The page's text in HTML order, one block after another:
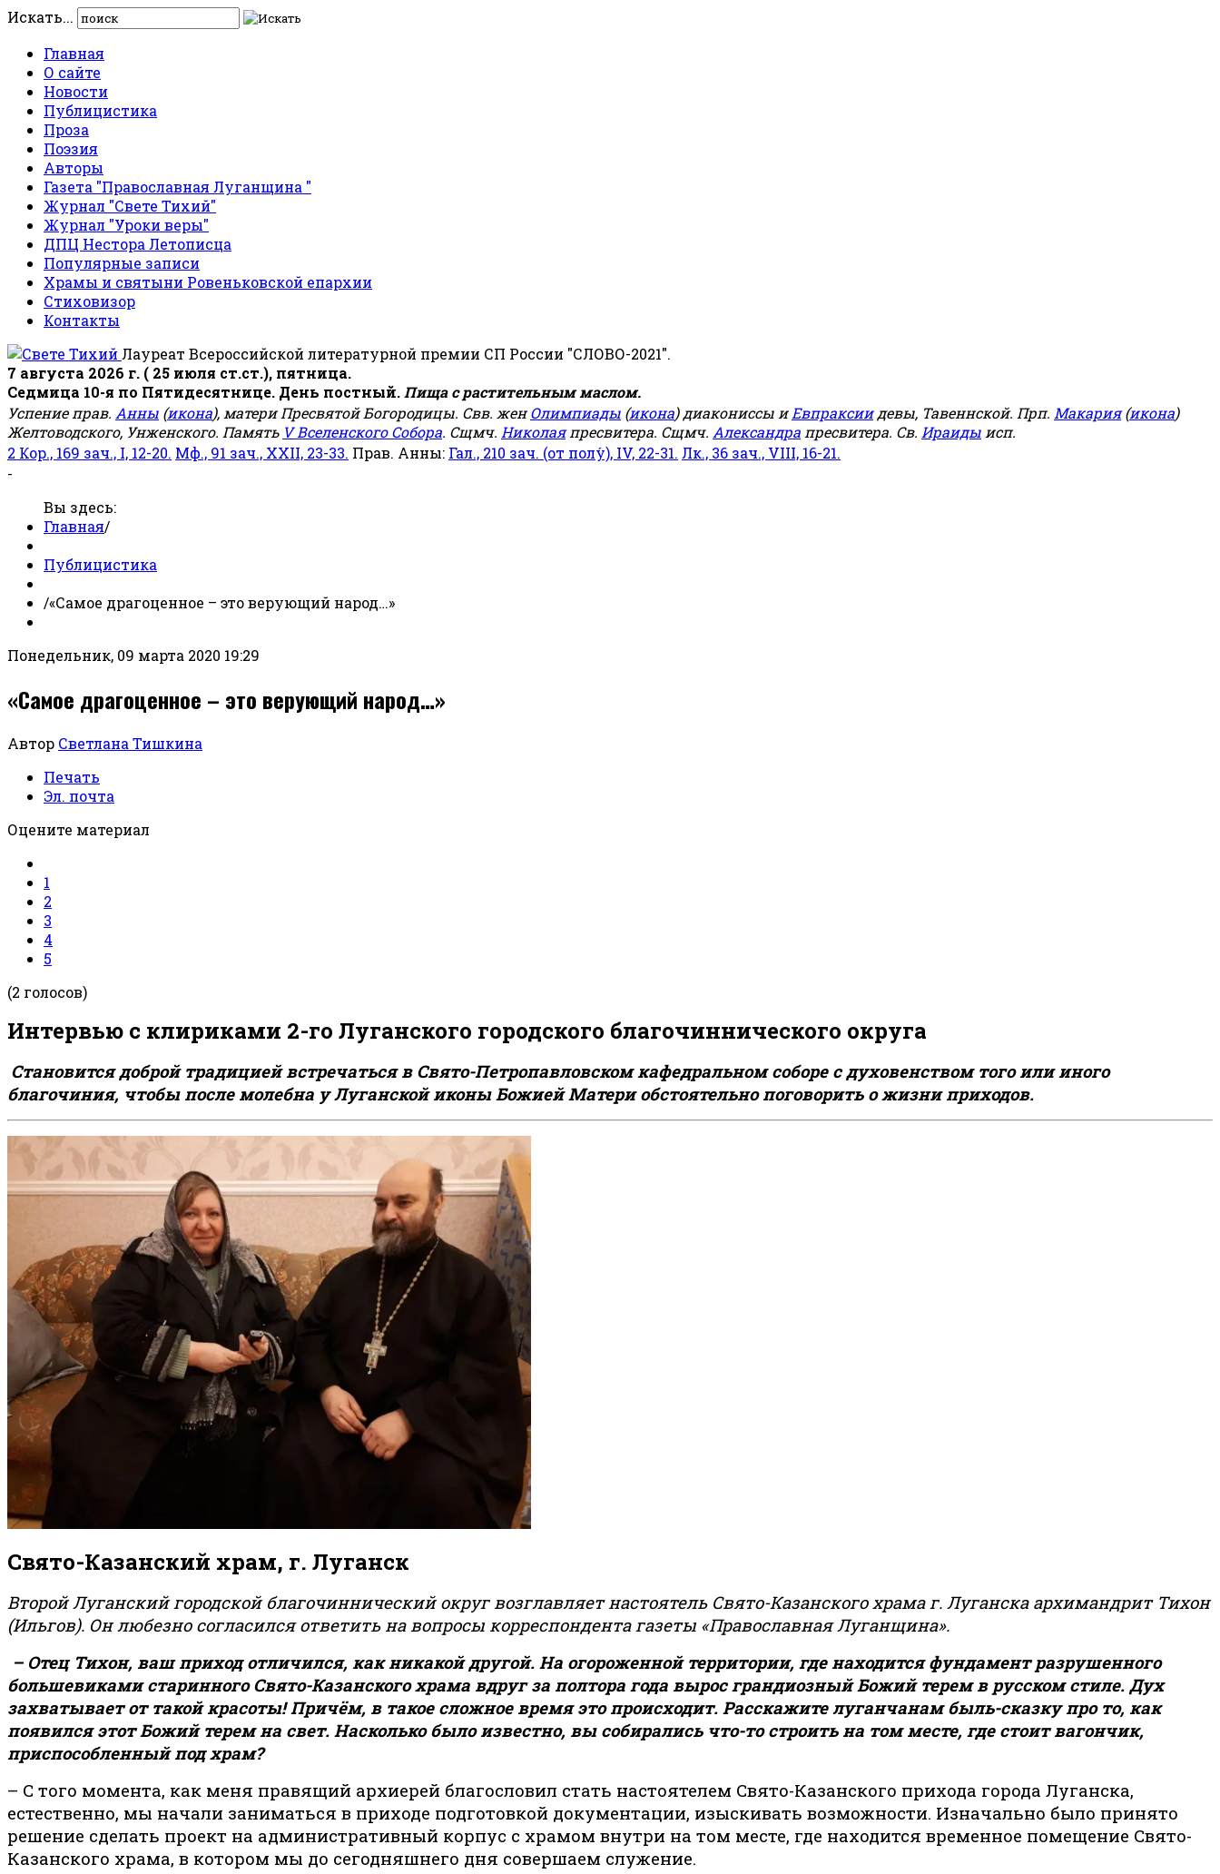
Искать...
Главная
О сайте
Новости
Публицистика
Проза
Поэзия
Авторы
Газета "Православная Луганщина "
Журнал "Свете Тихий"
Журнал "Уроки веры"
ДПЦ Нестора Летописца
Популярные записи
Храмы и святыни Ровеньковской епархии
Стиховизор
Контакты
Лауреат Всероссийской литературной премии СП России "СЛОВО-2021".
7 августа 2026 г. ( 25 июля ст.ст.), пятница.
Седмица 10-я по Пятидесятнице. День постный. Пища с растительным маслом.
Успение прав. Анны (икона), матери Пресвятой Богородицы. Свв. женОлимпиады (икона) диакониссы иЕвпраксиидевы, Тавеннской. Прп. Макария(икона)
Желтоводского, Унженского. Память V Вселенского Собора. Сщмч. Николаяпресвитера. Сщмч. Александра пресвитера. Св. Ираиды исп.
2 Кор., 169 зач., I, 12-20. Мф., 91 зач., XXII, 23-33. Прав. Анны: Гал., 210 зач. (от полу́), IV, 22-31. Лк., 36 зач., VIII, 16-21.
-
Вы здесь:
Главная/
Публицистика
/«Самое драгоценное – это верующий народ…»
Понедельник, 09 марта 2020 19:29
«Самое драгоценное – это верующий народ…»
Автор Светлана Тишкина
Печать
Эл. почта
Оцените материал
1
2
3
4
5
(2 голосов)
Интервью с клириками 2-го Луганского городского благочиннического округа
Становится доброй традицией встречаться в Свято-Петропавловском кафедральном соборе с духовенством того или иного
благочиния, чтобы после молебна у Луганской иконы Божией Матери обстоятельно поговорить о жизни приходов.
Свято-Казанский храм, г. Луганск
Второй Луганский городской благочиннический округ возглавляет настоятель Свято-Казанского храма г. Луганска архимандрит Тихон
(Ильгов). Он любезно согласился ответить на вопросы корреспондента газеты «Православная Луганщина».
– Отец Тихон, ваш приход отличился, как никакой другой. На огороженной территории, где находится фундамент разрушенного
большевиками старинного Свято-Казанского храма вдруг за полтора года вырос грандиозный Божий терем в русском стиле. Дух
захватывает от такой красоты! Причём, в такое сложное время это происходит. Расскажите луганчанам быль-сказку про то, как
появился этот Божий терем на свет. Насколько было известно, вы собирались что-то строить на том месте, где стоит вагончик,
приспособленный под храм?
– С того момента, как меня правящий архиерей благословил стать настоятелем Свято-Казанского прихода города Луганска,
естественно, мы начали заниматься в приходе подготовкой документации, изыскивать возможности. Изначально было принято
решение сделать проект на административный корпус с храмом внутри на том месте, где находится временное помещение Свято-
Казанского храма, в котором мы до сегодняшнего дня совершаем служение.